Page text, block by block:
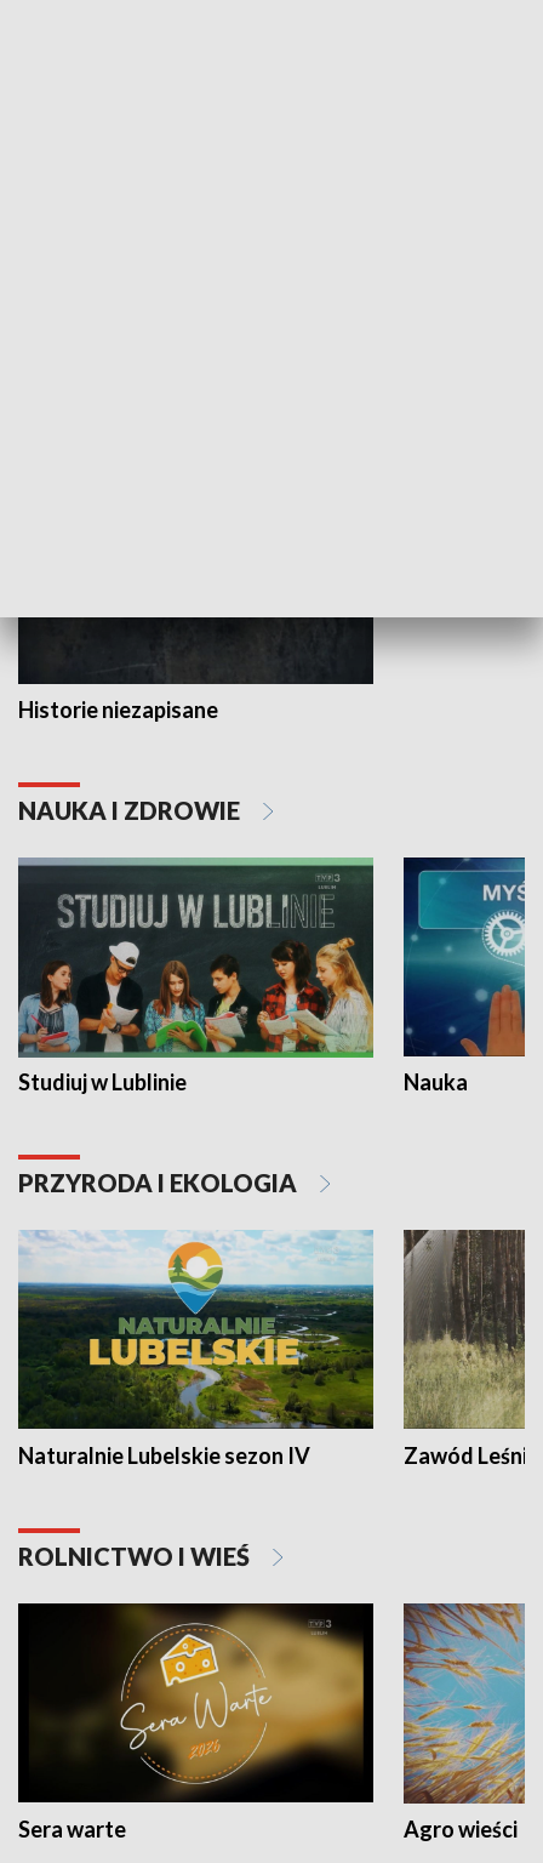
Historie niezapisane
NAUKA I ZDROWIE
Studiuj w Lublinie Nauka
PRZYRODA I EKOLOGIA
Naturalnie Lubelskie sezon IV Zawód Leśnik
ROLNICTWO I WIEŚ
Sera warte Agro wieści